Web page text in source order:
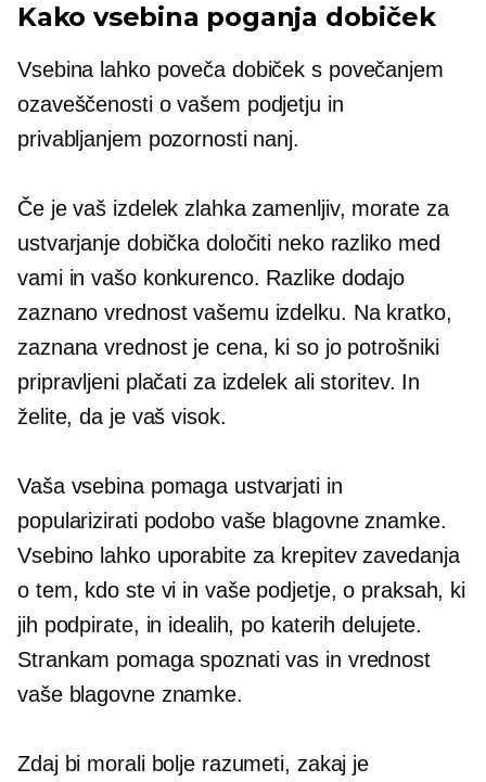
Kako vsebina poganja dobiček
Vsebina lahko poveča dobiček s povečanjem
ozaveščenosti o vašem podjetju in
privabljanjem pozornosti nanj.
Če je vaš izdelek zlahka zamenljiv, morate za
ustvarjanje dobička določiti neko razliko med
vami in vašo konkurenco. Razlike dodajo
zaznano vrednost vašemu izdelku. Na kratko,
zaznana vrednost je cena, ki so jo potrošniki
pripravljeni plačati za izdelek ali storitev. In
želite, da je vaš visok.
Vaša vsebina pomaga ustvarjati in
popularizirati podobo vaše blagovne znamke.
Vsebino lahko uporabite za krepitev zavedanja
o tem, kdo ste vi in ​​vaše podjetje, o praksah, ki
jih podpirate, in idealih, po katerih delujete.
Strankam pomaga spoznati vas in vrednost
vaše blagovne znamke.
Zdaj bi morali bolje razumeti, zakaj je